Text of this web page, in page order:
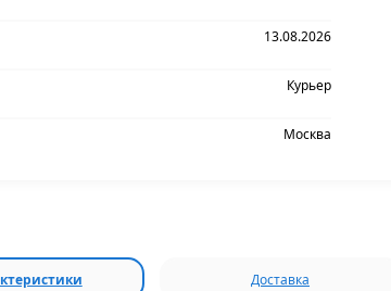
13.08.2026
Курьер
Москва
Доставка